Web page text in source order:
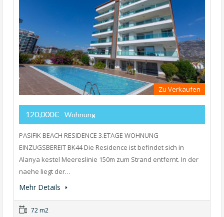
Zu Verkaufen
120,000€ - Wohnung
PASIFIK BEACH RESIDENCE 3.ETAGE WOHNUNG
EINZUGSBEREIT BK44 Die Residence ist befindet sich in
Alanya kestel Meereslinie 150m zum Strand entfernt. In der
naehe liegt der…
Mehr Details
72 m2